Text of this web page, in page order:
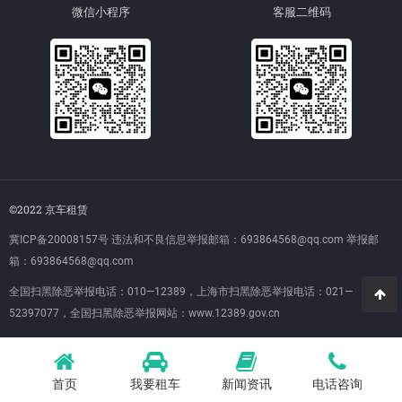
微信小程序 客服二维码
©2022 京车租赁
冀ICP备20008157号 违法和不良信息举报邮箱：693864568@qq.com 举报邮
箱：693864568@qq.com
全国扫黑除恶举报电话：010—12389，上海市扫黑除恶举报电话：021—
52397077，全国扫黑除恶举报网站： www.12389.gov.cn
首页 我要租车 新闻资讯 电话咨询